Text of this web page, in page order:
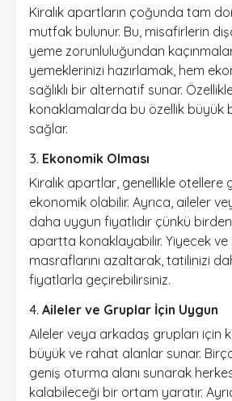
Kiralık apartların çoğunda tam
mutfak bulunur. Bu, misafirlerin
yeme zorunluluğundan
yemeklerinizi hazırlamak, hem
sağlıklı bir alternatif sunar.
konaklamalarda bu özellik büyük
sağlar.
3. Ekonomik Olması
Kiralık apartlar, genellikle otellere
ekonomik olabilir. Ayrıca, aileler
daha uygun fiyatlıdır çünkü
apartta konaklayabilir. Yiyecek ve
masraflarını azaltarak, tatilinizi
fiyatlarla geçirebilirsiniz.
4. Aileler ve Gruplar İçin Uygun
Aileler veya arkadaş grupları için
büyük ve rahat alanlar sunar.
geniş oturma alanı sunarak
kalabileceği bir ortam yaratır.